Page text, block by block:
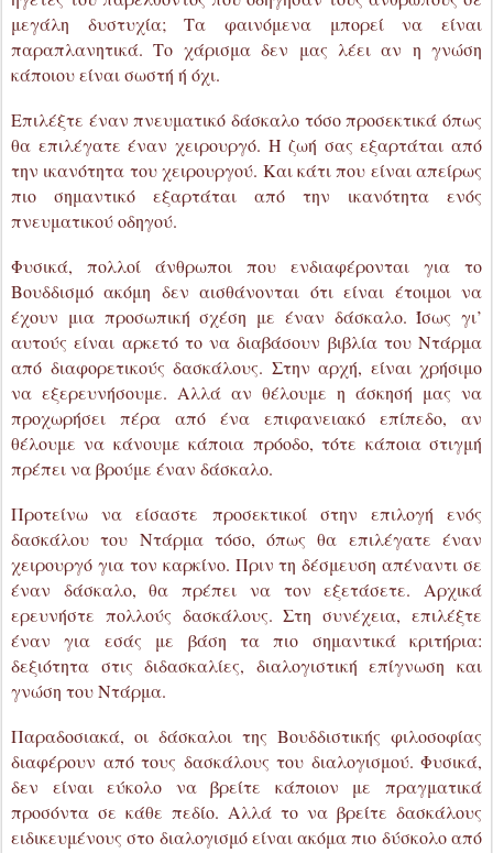
Επιλέξτε έναν πνευματικό δάσκαλο τόσο προσεκτικά όπως
θα επιλέγατε έναν χειρουργό. Η ζωή σας εξαρτάται από
την ικανότητα του χειρουργού. Και κάτι που είναι απείρως
πιο σημαντικό εξαρτάται από την ικανότητα ενός
πνευματικού οδηγού.
Φυσικά, πολλοί άνθρωποι που ενδιαφέρονται για το
Βουδδισμό ακόμη δεν αισθάνονται ότι είναι έτοιμοι να
έχουν μια προσωπική σχέση με έναν δάσκαλο. Ίσως γι’
αυτούς είναι αρκετό το να διαβάσουν βιβλία του Ντάρμα
από διαφορετικούς δασκάλους. Στην αρχή, είναι χρήσιμο
να εξερευνήσουμε. Αλλά αν θέλουμε η άσκησή μας να
προχωρήσει πέρα από ένα επιφανειακό επίπεδο, αν
θέλουμε να κάνουμε κάποια πρόοδο, τότε κάποια στιγμή
πρέπει να βρούμε έναν δάσκαλο.
Προτείνω να είσαστε προσεκτικοί στην επιλογή ενός
δασκάλου του Ντάρμα τόσο, όπως θα επιλέγατε έναν
χειρουργό για τον καρκίνο. Πριν τη δέσμευση απέναντι σε
έναν δάσκαλο, θα πρέπει να τον εξετάσετε. Αρχικά
ερευνήστε πολλούς δασκάλους. Στη συνέχεια, επιλέξτε
έναν για εσάς με βάση τα πιο σημαντικά κριτήρια:
δεξιότητα στις διδασκαλίες, διαλογιστική επίγνωση και
γνώση του Ντάρμα.
Παραδοσιακά, οι δάσκαλοι της Βουδδιστικής φιλοσοφίας
διαφέρουν από τους δασκάλους του διαλογισμού. Φυσικά,
δεν είναι εύκολο να βρείτε κάποιον με πραγματικά
προσόντα σε κάθε πεδίο. Αλλά το να βρείτε δασκάλους
ειδικευμένους στο διαλογισμό είναι ακόμα πιο δύσκολο από
το να βρείτε εκείνους με καλή ακαδημαϊκή γνώση της
φιλοσοφίας. Οι δάσκαλοι της φιλοσοφίας μπορούν να είναι
σε θέση να διδάξουν τον βασικό διαλογισμό. Αλλά, οι πιο
προχωρημένες πρακτικές μπορούν να διδαχθούν μόνο από